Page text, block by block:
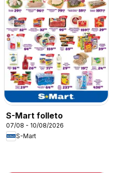
S-Mart folleto
07/08 - 10/08/2026
S-Mart